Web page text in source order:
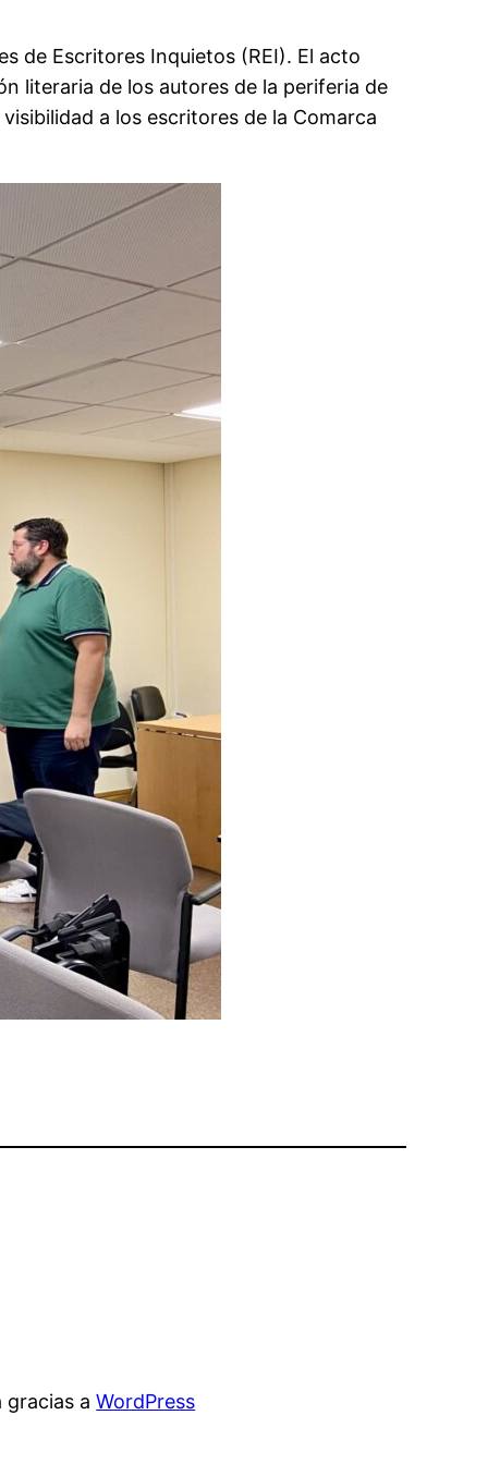
de Escritores Inquietos (REI). El acto
literaria de los autores de la periferia de
a los escritores de la Comarca
gracias aWordPress